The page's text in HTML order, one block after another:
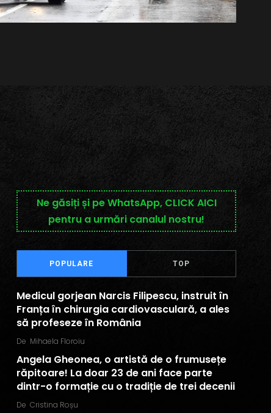
Ne găsiți și pe WhatsApp, CLICK AICI
pentru a urmări canalul nostru!
POPULARE TOP
Medicul gorjean Narcis Filipescu, instruit în
Franța în chirurgia cardiovasculară, a ales
să profeseze în România
De Mihaela Floroiu
Angela Gheonea, o artistă de o frumusețe
răpitoare! La doar 23 de ani face parte
dintr-o formație cu o tradiție de trei decenii
De Cristina Roșu